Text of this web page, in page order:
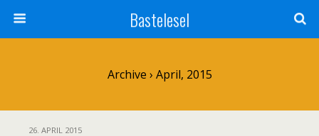
Bastelesel
Archive › April, 2015
26. APRIL 2015